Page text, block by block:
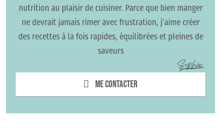
nutrition au plaisir de cuisiner. Parce que bien manger
ne devrait jamais rimer avec frustration, j’aime créer
des recettes à la fois rapides, équilibrées et pleines de
saveurs
Me contacter